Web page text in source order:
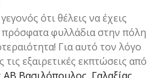
ότι θέλεις να έχεις
φυλλάδια στην πόλη
Για αυτό τον λόγο
εξαιρετικές εκπτώσεις από